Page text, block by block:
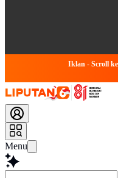
Iklan - Scroll
Menu